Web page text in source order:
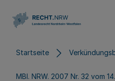
Startseite
MBl. NRW. 2007 Nr. 32 vom